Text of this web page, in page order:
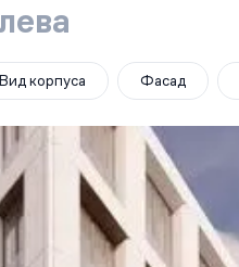
Вид корпуса Фасад